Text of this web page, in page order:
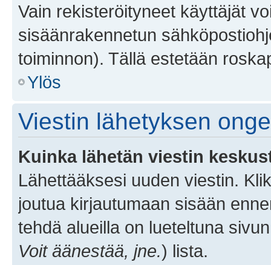
Vain rekisteröityneet käyttäjät
sisäänrakennetun
toiminnon). Tällä estetään
Ylös
Viestin lähetyksen
Kuinka lähetän viestin
Lähettääksesi uuden viestin.
joutua kirjautumaan sisään
tehdä alueilla on lueteltuna
Voit äänestää, jne.) lista.